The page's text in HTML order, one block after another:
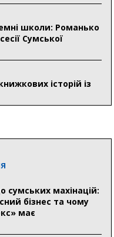
школи: Романько
Сумської
історій із
із Німеччини
Хрестом про нові
для Сумської
сумських махінацій:
бізнес та чому
має